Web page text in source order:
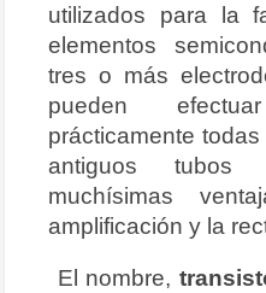
utilizados para la
elementos
tres o más
pueden
prácticamente
antiguos tubos
muchísimas
amplificación y la
El nombre,